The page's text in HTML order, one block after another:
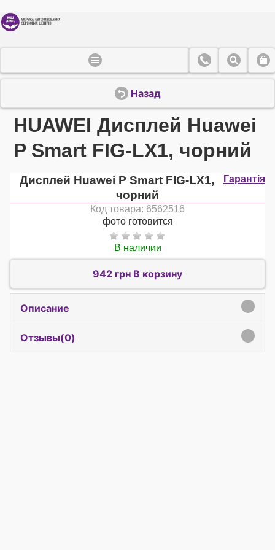
Назад
HUAWEI Дисплей Huawei
P Smart FIG-LX1, чорний
Гарантія
Дисплей Huawei P Smart FIG-LX1,
чорний
Код товара: 6562516
фото готовится
В наличии
942 грн В корзину
Описание
Отзывы(0)